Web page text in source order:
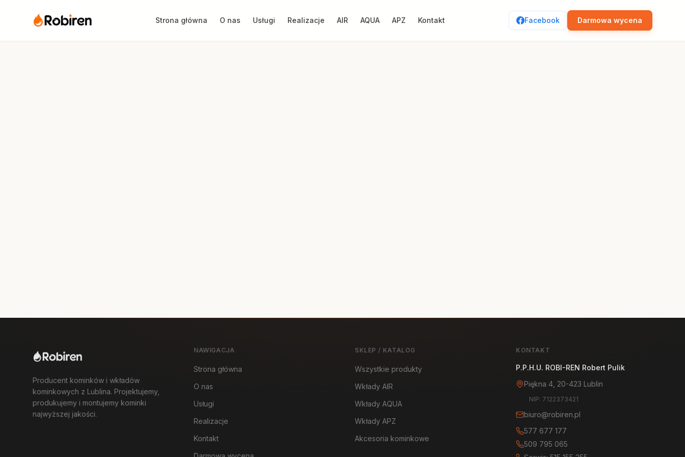
Strona główna O nas Usługi Realizacje AIR AQUA APZ Kontakt Facebook Darmowa wycena
Producent kominków i wkładów
kominkowych z Lublina. Projektujemy,
produkujemy i montujemy kominki
najwyższej jakości.
NAWIGACJA
Strona główna
O nas
Usługi
Realizacje
Kontakt
SKLEP / KATALOG
Wszystkie produkty
Wkłady AIR
Wkłady AQUA
Wkłady APZ
Akcesoria kominkowe
KONTAKT
P.P.H.U. ROBI-REN Robert Pulik
Piękna 4, 20-423 Lublin
NIP: 7122373421
biuro@robiren.pl
577 677 177
509 795 065